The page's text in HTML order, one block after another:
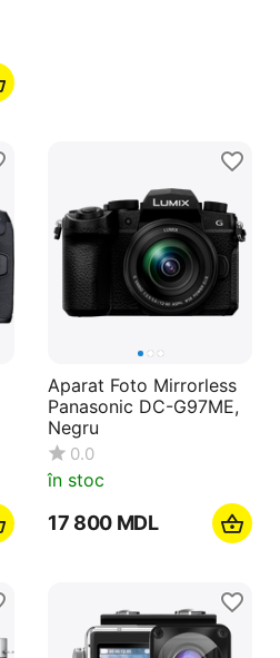
Aparat Foto Mirrorless
Panasonic DC-G97ME,
Negru
0.0
în stoc
17 800 MDL